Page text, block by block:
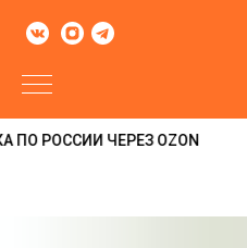
РОССИИ ЧЕРЕЗ OZON